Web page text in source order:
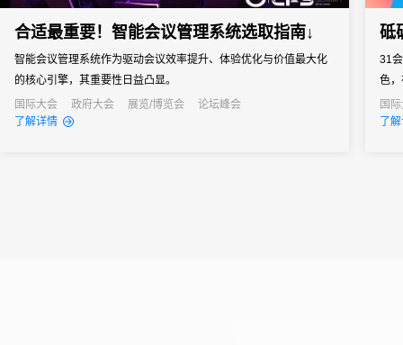
合适最重要！智能会议管理系统选取指南↓
智能会议管理系统作为驱动会议效率提升、体验优化与价值最大化
的核心引擎，其重要性日益凸显。
国际大会
政府大会 展览/博览会
论坛峰会
了解详情
砥
31
色
们
通
国
线
了